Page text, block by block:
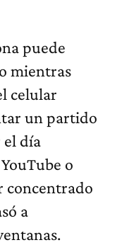
puede
mientras
celular
un partido
el día
o
concentrado
a